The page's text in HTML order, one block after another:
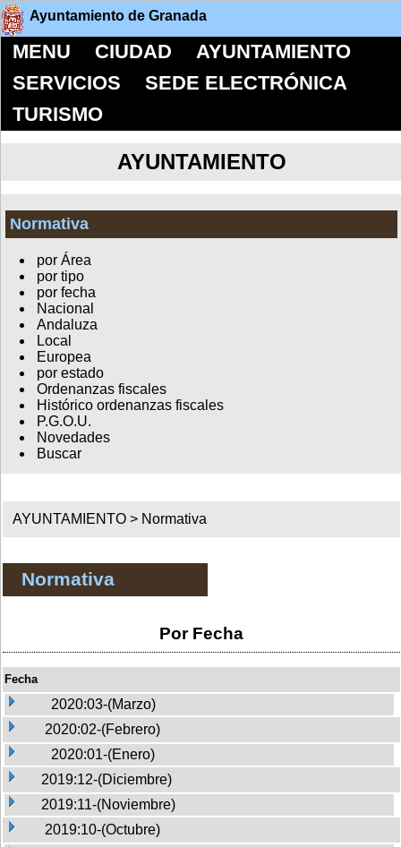
Ayuntamiento de Granada
MENU CIUDAD
AYUNTAMIENTO
SERVICIOS
SEDE ELECTRÓNICA
TURISMO
AYUNTAMIENTO
Normativa
por Área
por tipo
por fecha
Nacional
Andaluza
Local
Europea
por estado
Ordenanzas fiscales
Histórico ordenanzas fiscales
P.G.O.U.
Novedades
Buscar
AYUNTAMIENTO > Normativa
Normativa
Por Fecha
Fecha
2020:03-(Marzo)
2020:02-(Febrero)
2020:01-(Enero)
2019:12-(Diciembre)
2019:11-(Noviembre)
2019:10-(Octubre)